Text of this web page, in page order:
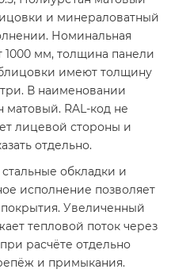
и минераловатный
Номинальная
1000 мм, толщина панели
имеют толщину
В наименовании
матовый. RAL-код не
лицевой стороны и
отдельно.
обкладки и
исполнение позволяет
Увеличенный
тепловой поток через
расчёте отдельно
и примыкания.